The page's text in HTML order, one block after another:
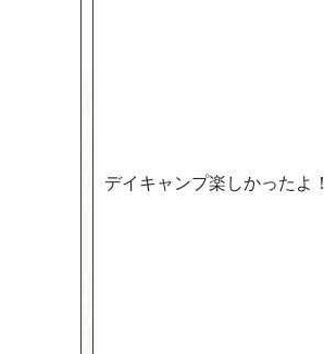
デイキャンプ楽しかったよ！